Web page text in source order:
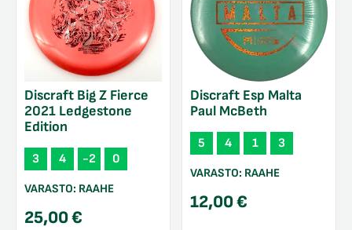
Discraft Big Z Fierce
2021 Ledgestone
Edition
3 4 -2 0
VARASTO: RAAHE
25,00€
Discraft Esp Malta
Paul McBeth
5 4 1 3
VARASTO: RAAHE
12,00€